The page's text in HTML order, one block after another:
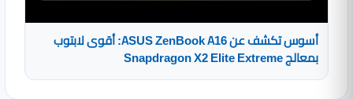
أسوس تكشف عن ASUS ZenBook A16: أقوى لابتوب
بمعالج Snapdragon X2 Elite Extreme